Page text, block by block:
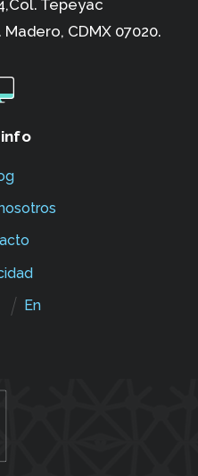
Tepeyac
Madero, CDMX 07020.
En